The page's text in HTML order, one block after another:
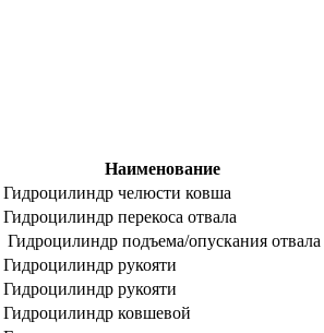
Наименование
Гидроцилиндр челюсти ковша
Гидроцилиндр перекоса отвала
Гидроцилиндр подъема/опускания отвала
Гидроцилиндр рукояти
Гидроцилиндр рукояти
Гидроцилиндр ковшевой